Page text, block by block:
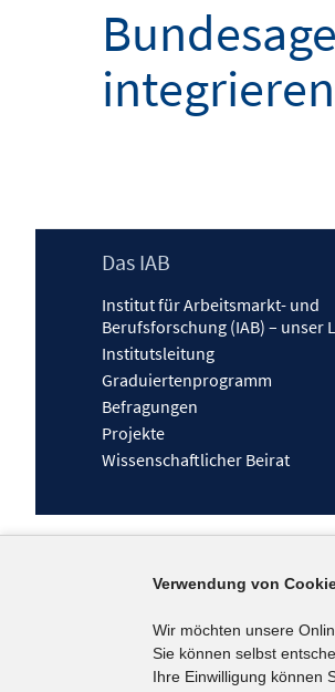
integrieren
Footer
Das IAB
Institut für Arbeitsmarkt- und
Berufsforschung (IAB) – unser
Institutsleitung
Graduiertenprogramm
Befragungen
Projekte
Wissenschaftlicher Beirat
Verwendung von
Wir möchten unsere
Sie können selbst
Ihre Einwilligung können